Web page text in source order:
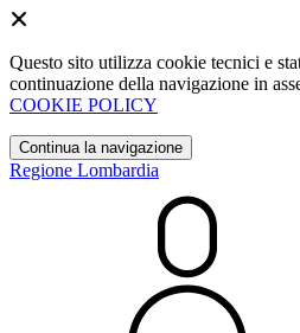
Questo sito utilizza cookie tecnici e
continuazione della navigazione in
COOKIE POLICY
Continua la navigazione
Regione Lombardia